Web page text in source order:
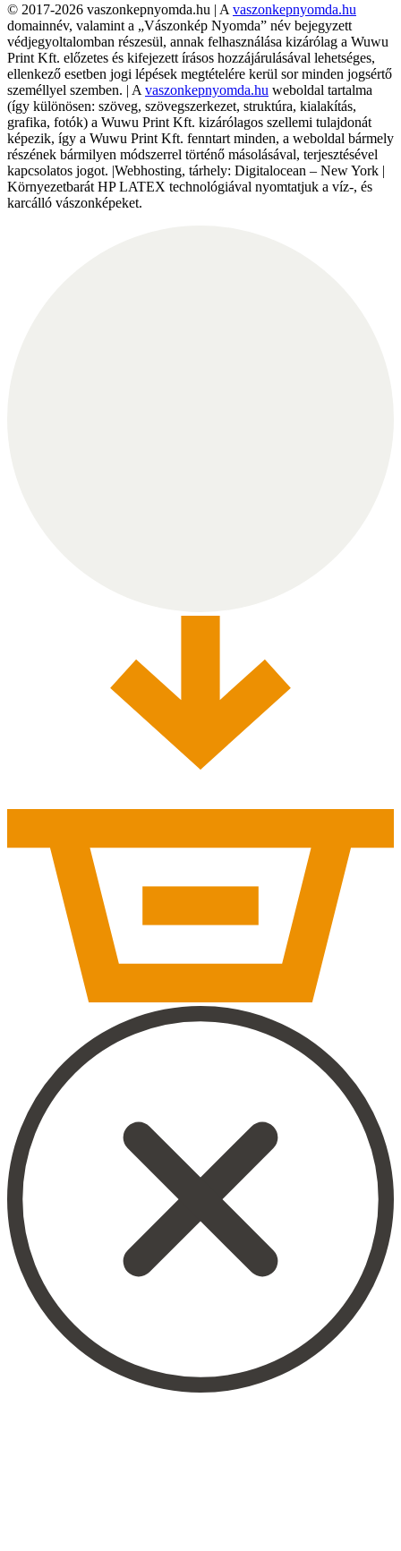
© 2017-2026 vaszonkepnyomda.hu | A vaszonkepnyomda.hu
domainnév, valamint a „Vászonkép Nyomda” név bejegyzett
védjegyoltalomban részesül, annak felhasználása kizárólag a Wuwu
Print Kft. előzetes és kifejezett írásos hozzájárulásával lehetséges,
ellenkező esetben jogi lépések megtételére kerül sor minden jogsértő
személlyel szemben. | A vaszonkepnyomda.hu weboldal tartalma
(így különösen: szöveg, szövegszerkezet, struktúra, kialakítás,
grafika, fotók) a Wuwu Print Kft. kizárólagos szellemi tulajdonát
képezik, így a Wuwu Print Kft. fenntart minden, a weboldal bármely
részének bármilyen módszerrel történő másolásával, terjesztésével
kapcsolatos jogot. |Webhosting, tárhely: Digitalocean – New York |
Környezetbarát HP LATEX technológiával nyomtatjuk a víz-, és
karcálló vászonképeket.